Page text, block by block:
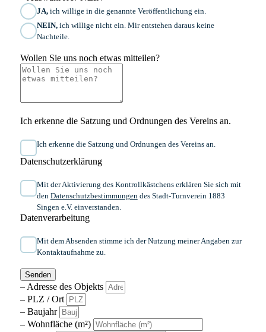
JA,ich willige in die genannte Veröffentlichung ein.
NEIN,ich willige nicht ein. Mir entstehen daraus keine
Nachteile.
Wollen Sie uns noch etwas mitteilen?
Ich erkenne die Satzung und Ordnungen des Vereins an.
Ich erkenne die Satzung und Ordnungen des Vereins an.
Datenschutzerklärung
Mit der Aktivierung des Kontrollkästchens erklären Sie sich mit
den Datenschutzbestimmungen des Stadt-Turnverein 1883
Singen e.V. einverstanden.
Datenverarbeitung
Mit dem Absenden stimme ich der Nutzung meiner Angaben zur
Kontaktaufnahme zu.
Senden
– Adresse des Objekts
– PLZ / Ort
– Baujahr
– Wohnfläche (m²)